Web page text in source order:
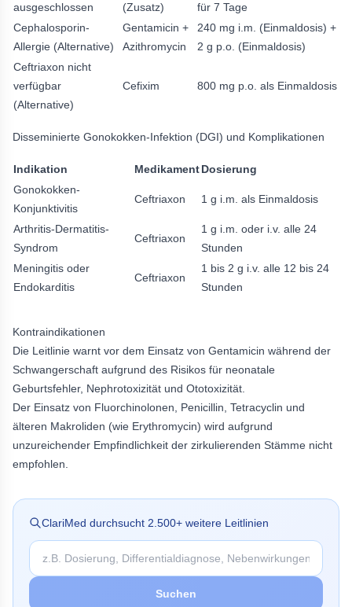
ausgeschlossen
(Zusatz)
für 7 Tage
Cephalosporin-
Allergie (Alternative)
Gentamicin +
Azithromycin
240 mg i.m. (Einmaldosis) +
2 g p.o. (Einmaldosis)
Ceftriaxon nicht
verfügbar
(Alternative)
Cefixim 800 mg p.o. als Einmaldosis
Disseminierte Gonokokken-Infektion (DGI) und Komplikationen
Indikation MedikamentDosierung
Gonokokken-
Konjunktivitis
Ceftriaxon 1 g i.m. als Einmaldosis
Arthritis-Dermatitis-
Syndrom
Ceftriaxon
1 g i.m. oder i.v. alle 24
Stunden
Meningitis oder
Endokarditis
Ceftriaxon
1 bis 2 g i.v. alle 12 bis 24
Stunden
Kontraindikationen
Die Leitlinie warnt vor dem Einsatz von Gentamicin während der
Schwangerschaft aufgrund des Risikos für neonatale
Geburtsfehler, Nephrotoxizität und Ototoxizität.
Der Einsatz von Fluorchinolonen, Penicillin, Tetracyclin und
älteren Makroliden (wie Erythromycin) wird aufgrund
unzureichender Empfindlichkeit der zirkulierenden Stämme nicht
empfohlen.
ClariMed durchsucht 2.500+ weitere Leitlinien
Suchen